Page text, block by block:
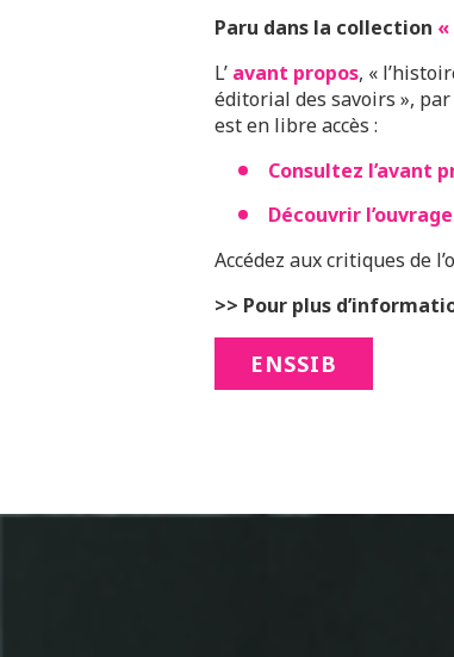
Paru dans la collection
L’ avant propos, «
éditorial des savoirs »,
est en libre accès :
Consultez l’avant
Découvrir
Accédez aux critiques de
>> Pour plus
ENSSIB